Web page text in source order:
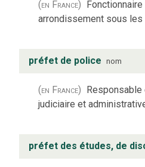
(en France) Fonctionnaire
arrondissement sous
préfet de police nom
(en France) Responsable
judiciaire et
préfet des études, de